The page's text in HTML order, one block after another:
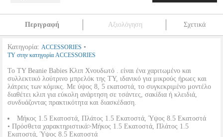
Περιγραφή Αξιολόγηση Σχετικά
Κατηγορία: ACCESSORIES •
TY στην κατηγορία ACCESSORIES
Το TY Beanie Babies Κλιπ Χνουδωτό . είναι ένα χαριτωμένο και
συλλεκτικό λούτρινο μπρελόκ της TY, ιδανικό για μικρούς ήρωες και
λάτρεις των κόμικς. Με ύψος 8, 5 εκατοστά, το συγκεκριμένο μοντέλο
διαθέτει κλιπ για εύκολη ανάρτηση σε τσάντες, σακίδια ή κλειδιά,
συνδυάζοντας πρακτικότητα και διασκέδαση.
Μήκος 1.5 Εκατοστά, Πλάτος 1.5 Εκατοστά, Ύψος 8.5 Εκατοστά
• Πρόσθετα χαρακτηριστικά>Μήκος 1.5 Εκατοστά, Πλάτος 1.5
Εκατοστά, Ύψος 8.5 Εκατοστά